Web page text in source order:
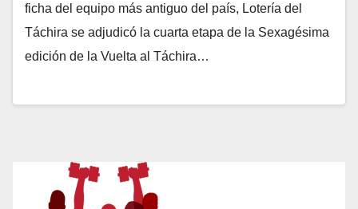
ficha del equipo más antiguo del país, Lotería del
Táchira se adjudicó la cuarta etapa de la Sexagésima
edición de la Vuelta al Táchira…